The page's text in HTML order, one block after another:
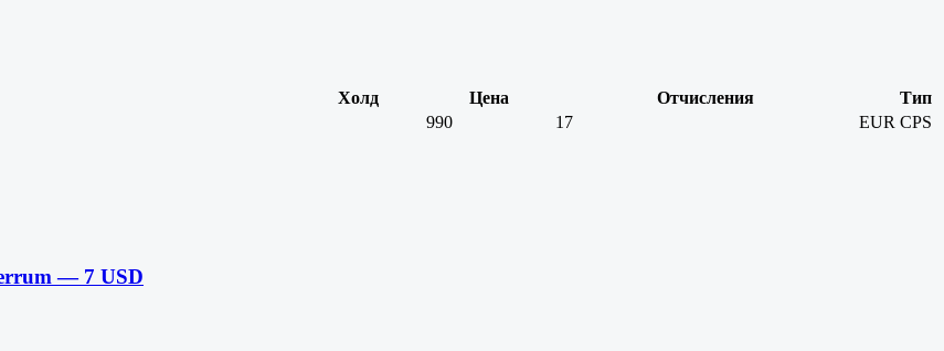
Холд Цена Отчисления
Тип
990 17 EUR CPS
— 7 USD